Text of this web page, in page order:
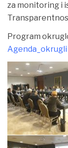
za monitoring i
Program
Agenda_okrugli